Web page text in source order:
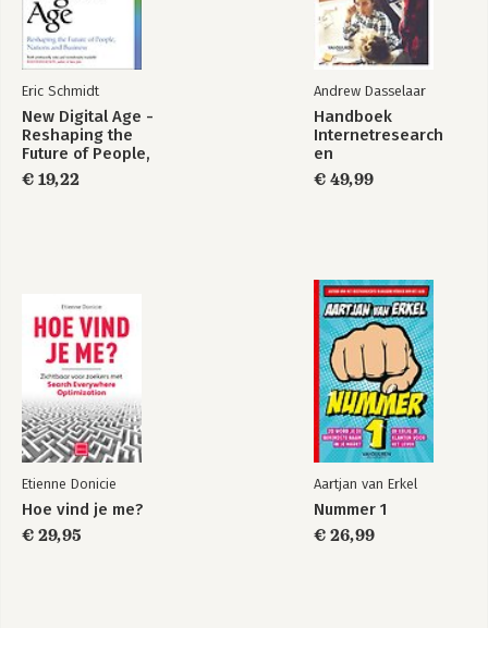
Eric Schmidt
New Digital Age -
Reshaping the
Future of People,
Nations and
Business
€ 19,22
Andrew Dasselaar
Handboek
Internetresearch
en
datajournalistiek
€ 49,99
Etienne Donicie
Hoe vind je me?
€ 29,95
Aartjan van Erkel
Nummer 1
€ 26,99